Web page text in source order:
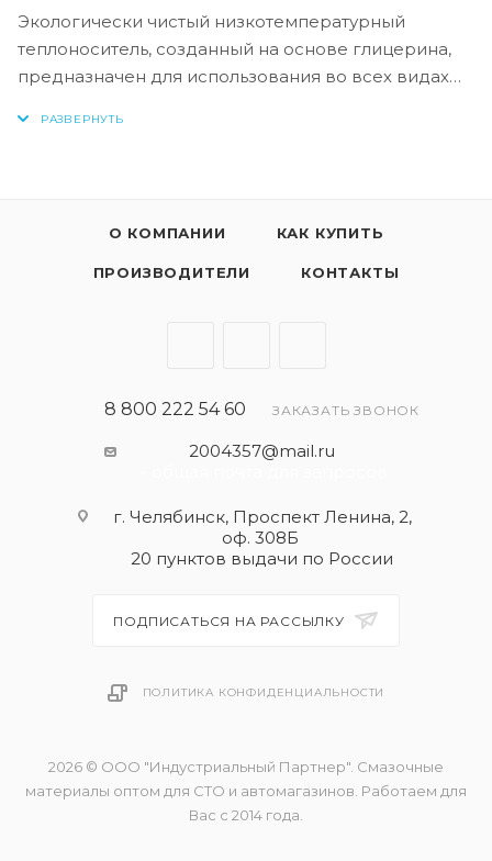
Экологически чистый низкотемпературный
теплоноситель, созданный на основе глицерина,
предназначен для использования во всех видах
этиленгликоля или пропиленгликоля: негорючий,
экологически чистый, содержащий комплект
промышленности, и при правильном
в диапазоне температур от -30°С до +100°С.
Специально подобранный пакет присадок
исключает возможность коррозии, препятствует
латунь и припой. Не оказывает агрессивного
воздействия на пластиковые и
О КОМПАНИИ КАК КУПИТЬ
ПРОИЗВОДИТЕЛИ КОНТАКТЫ
8 800 222 54 60 ЗАКАЗАТЬ ЗВОНОК
2004357@mail.ru
г. Челябинск, Проспект Ленина, 2,
оф. 308Б
20 пунктов выдачи по России
ПОДПИСАТЬСЯ НА РАССЫЛКУ
ПОЛИТИКА КОНФИДЕНЦИАЛЬНОСТИ
2026 © ООО "Индустриальный Партнер". Смазочные
материалы оптом для СТО и автомагазинов. Работаем для
Вас с 2014 года.